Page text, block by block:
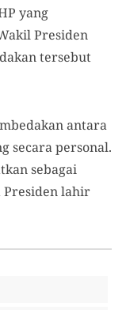
yang
Presiden
tersebut
antara
secara personal.
sebagai
Presiden lahir